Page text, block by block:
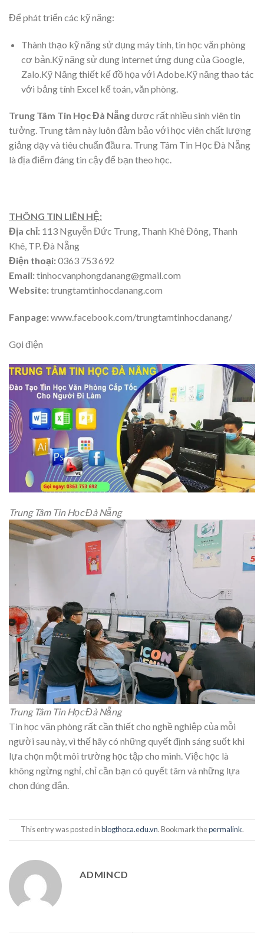
Để phát triển các kỹ năng:
Thành thạo kỹ năng sử dụng máy tính, tin học văn phòng
cơ bản.Kỹ năng sử dụng internet ứng dụng của Google,
Zalo.Kỹ Năng thiết kế đồ họa với Adobe.Kỹ năng thao tác
với bảng tính Excel kế toán, văn phòng.
Trung Tâm Tin Học Đà Nẵngđược rất nhiều sinh viên tin
tưởng. Trung tâm này luôn đảm bảo với học viên chất lượng
giảng dạy và tiêu chuẩn đầu ra. Trung Tâm Tin Học Đà Nẵng
là địa điểm đáng tin cậy để bạn theo học.
THÔNG TIN LIÊN HỆ:
Địa chỉ: 113 Nguyễn Đức Trung, Thanh Khê Đông, Thanh
Khê, TP. Đà Nẵng
Điện thoại:0363 753 692
Email:tinhocvanphongdanang@gmail.com
Website:trungtamtinhocdanang.com
Fanpage:www.facebook.com/trungtamtinhocdanang/
Gọi điện
Trung Tâm Tin Học Đà Nẵng
Trung Tâm Tin Học Đà Nẵng
Tin học văn phòng rất cần thiết cho nghề nghiệp của mỗi
người sau này, vì thế hãy có những quyết định sáng suốt khi
lựa chọn một môi trường học tập cho mình. Việc học là
không ngừng nghỉ, chỉ cần bạn có quyết tâm và những lựa
chọn đúng đắn.
This entry was posted inblogthoca.edu.vn. Bookmark thepermalink.
ADMINCD